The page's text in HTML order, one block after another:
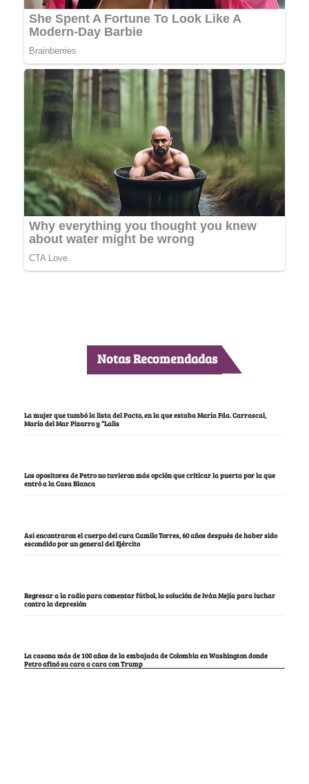
Notas Recomendadas
La mujer que tumbó la lista del Pacto, en la que estaba María Fda. Carrascal,
María del Mar Pizarro y “Lalis
Los opositores de Petro no tuvieron más opción que criticar la puerta por la que
entró a la Casa Blanca
Así encontraron el cuerpo del cura Camilo Torres, 60 años después de haber sido
escondido por un general del Ejército
Regresar a la radio para comentar fútbol, la solución de Iván Mejía para luchar
contra la depresión
La casona más de 100 años de la embajada de Colombia en Washington donde
Petro afinó su cara a cara con Trump